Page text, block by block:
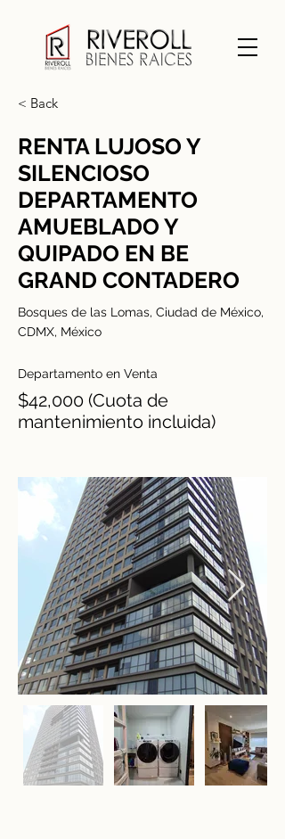
< Back
RENTA LUJOSO Y
SILENCIOSO
DEPARTAMENTO
AMUEBLADO Y
QUIPADO EN BE
GRAND CONTADERO
Bosques de las Lomas, Ciudad de México,
CDMX, México
Departamento en Venta
$42,000 (Cuota de
mantenimiento incluida)